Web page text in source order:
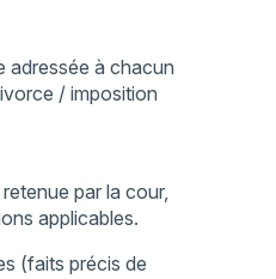
adressée à chacun
/ imposition
par la cour,
applicables.
(faits précis de